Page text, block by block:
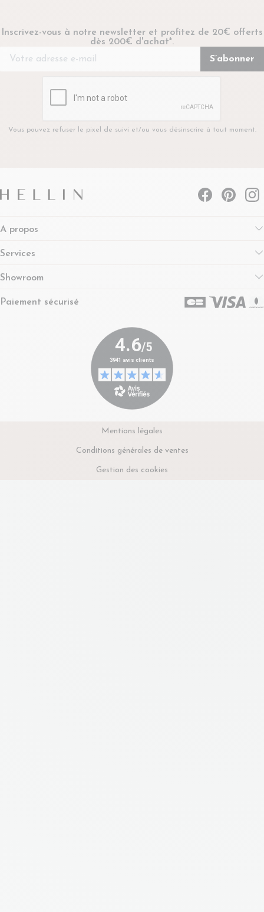
Inscrivez-vous à notre newsletter et profitez de 20€ offerts
dès 200€ d'achat*.
Vous pouvez refuser le pixel de suivi et/ou vous désinscrire à tout moment.
A propos
Services
Showroom
Paiement sécurisé
Mentions légales
Conditions générales de ventes
Gestion des cookies